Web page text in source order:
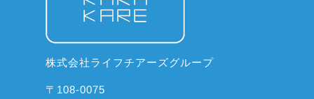
株式会社ライフチアーズグループ
〒108-0075